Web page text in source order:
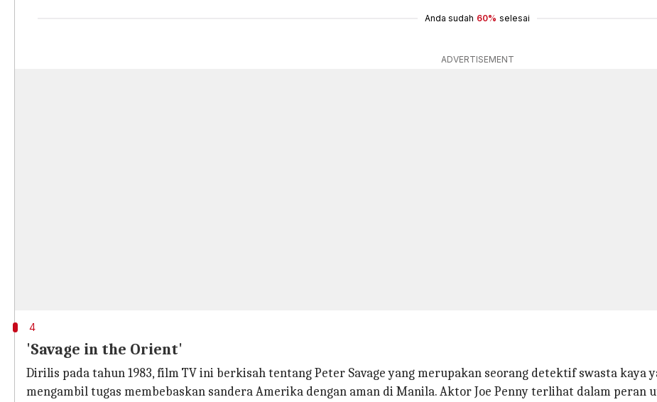
Anda sudah 60% selesai
ADVERTISEMENT
4
'Savage in the Orient'
Dirilis pada tahun 1983, film TV ini berkisah tentang Peter Savage yang merupakan seorang detektif swasta kaya
mengambil tugas membebaskan sandera Amerika dengan aman di Manila. Aktor Joe Penny terlihat dalam peran